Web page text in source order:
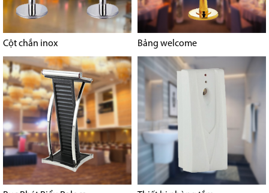
Cột chắn inox Bảng welcome